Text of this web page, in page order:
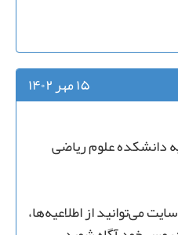
۱۵ مهر ۱۴۰۲
دانشکده علوم ریاضی
می‌توانید از اطلاعیه‌ها،